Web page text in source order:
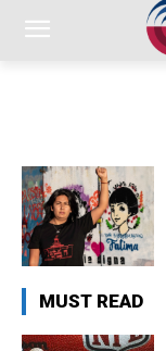
MUST READ